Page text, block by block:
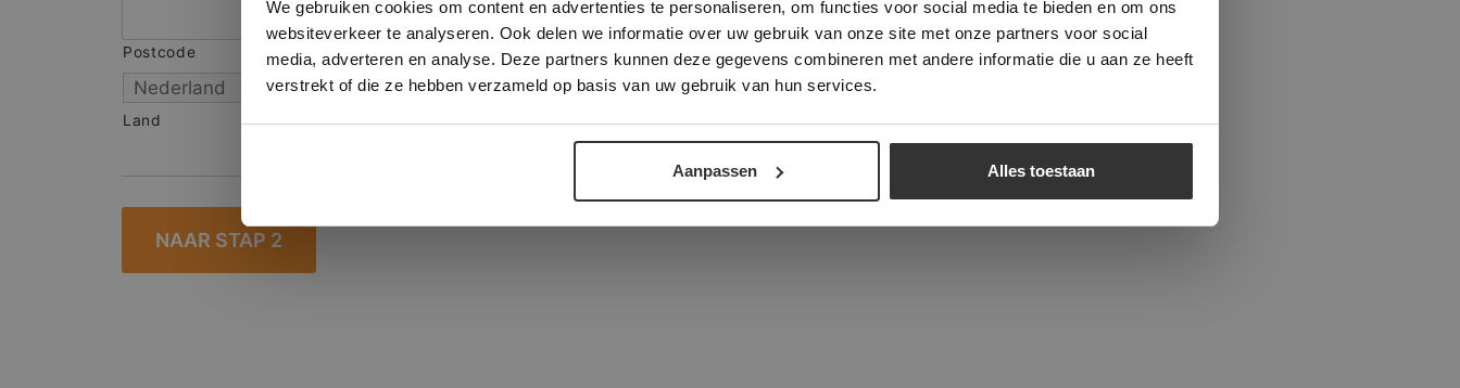
We gebruiken cookies om content en advertenties te personaliseren, om functies voor social media te bieden en om ons
websiteverkeer te analyseren. Ook delen we informatie over uw gebruik van onze site met onze partners voor social
media, adverteren en analyse. Deze partners kunnen deze gegevens combineren met andere informatie die u aan ze heeft
verstrekt of die ze hebben verzameld op basis van uw gebruik van hun services.
Aanpassen Alles toestaan
Postcode Stad
Land
verder
ALLES ACCEPTEREN ALLES AFWIJZEN